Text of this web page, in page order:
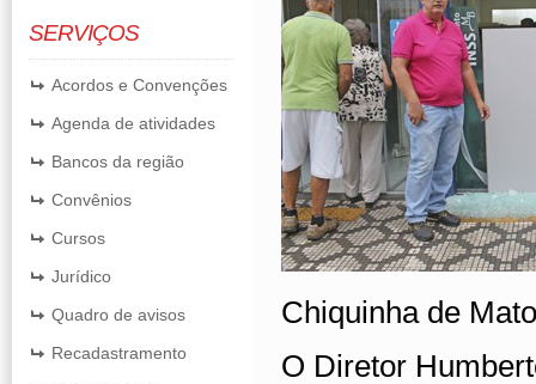
SERVIÇOS
Acordos e Convenções
Agenda de atividades
Bancos da região
Convênios
Cursos
Jurídico
Quadro de avisos
Recadastramento
Chiquinha de
O Diretor